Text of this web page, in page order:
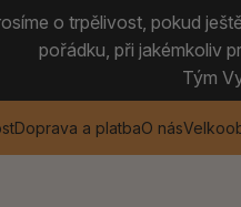
o trpělivost, pokud
pořádku, při jakémkoliv
Tým
Doprava a platbaO nás